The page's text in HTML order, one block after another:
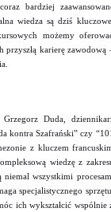
bardziej
wiedza są dziś kluczowe.
możemy
przyszłą karierę zawodową
Grzegorz Duda,
kontra Szafrański” czy
z kluczem
wiedzę z
niemal wszystkimi
specjalistycznego sprzętu.
ich wykształcić wspólnie